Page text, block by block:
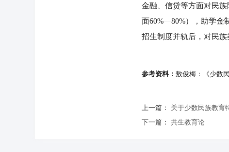
金融、信贷等方面对民
面60%—80%），助学金
招生制度并轨后，对民族
参考资料： 敖俊梅：《少数
上一篇： 关于少数民族教育
下一篇： 共生教育论